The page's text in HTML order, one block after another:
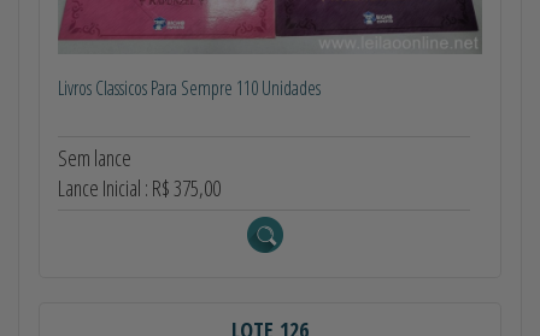
Livros Classicos Para Sempre 110 Unidades
Sem lance
Lance Inicial : R$ 375,00
LOTE 126